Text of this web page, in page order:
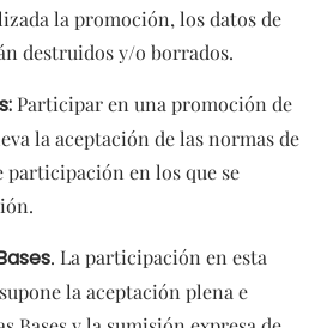
la promoción, los datos de
destruidos y/o borrados.
Participar en una promoción de
la aceptación de las normas de
participación en los que se
. La participación en esta
la aceptación plena e